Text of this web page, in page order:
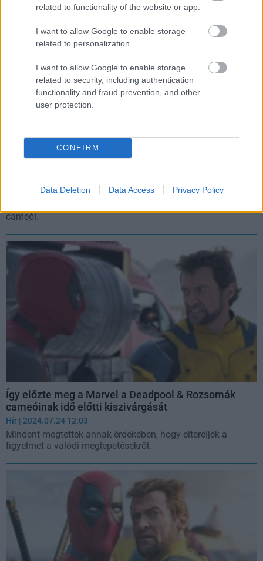
related to functionality of the website or app.
I want to allow Google to enable storage
related to personalization.
I want to allow Google to enable storage
related to security, including authentication
functionality and fraud prevention, and other
user protection.
CONFIRM
Data Deletion Data Access Privacy Policy
Ezek voltak a legdurvább cameók a Deadpool &
| 2024.07.27 17:24
cameói.
Így előzte meg a Marvel a Deadpool & Rozsomák
cameóinak idő előtti kiszivárgását
Hír | 2024.07.24 12:03
Mindent megtettek annak érdekében, hogy eltereljék a
figyelmet a valódi meglepetésekről.